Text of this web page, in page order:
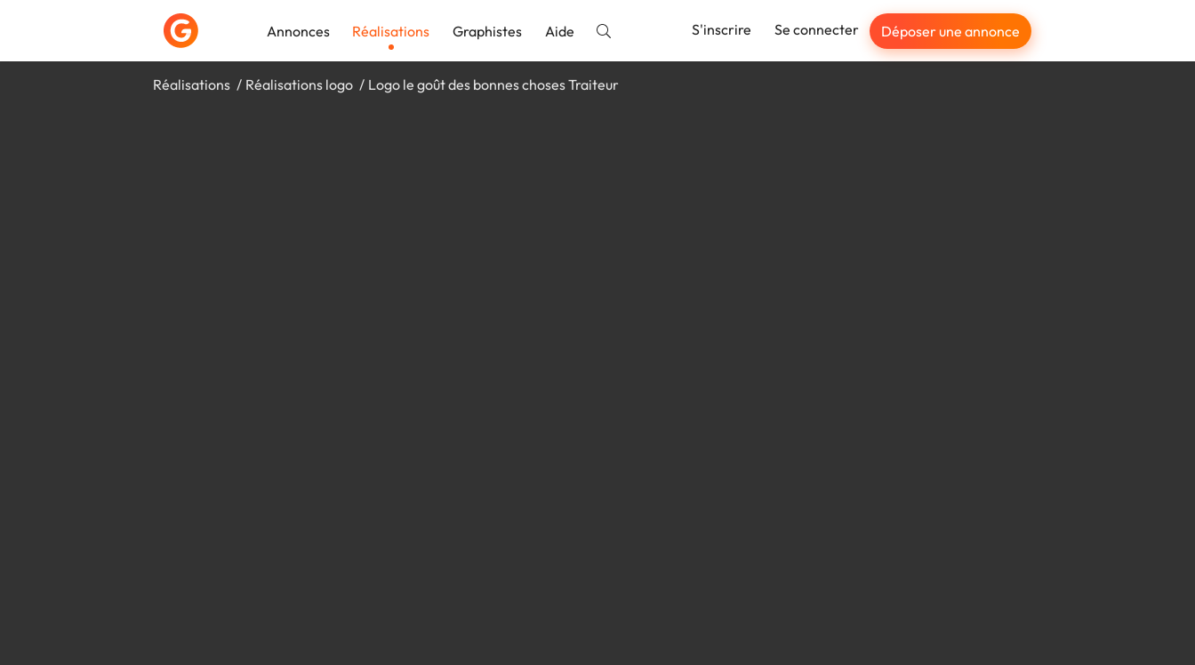
Annonces Réalisations Graphistes Aide S'inscrire Se connecter Déposer une annonce
Réalisations Réalisations logo Logo le goût des bonnes choses Traiteur